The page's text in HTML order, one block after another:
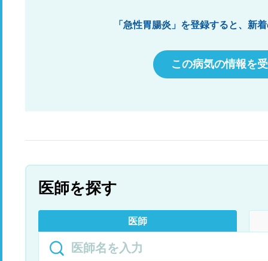
「急性胃腸炎」を登録すると、新
この病気の情報を
医師を探す
医師